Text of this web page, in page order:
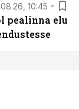
10:45
pealinna elu